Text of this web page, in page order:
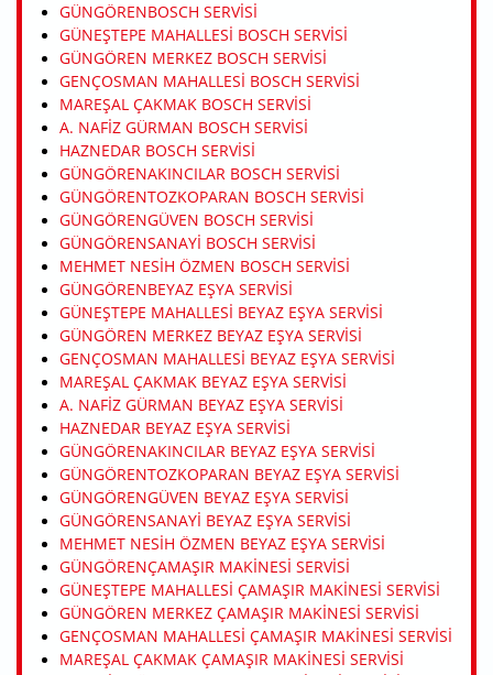
GÜNGÖRENBOSCH SERVISI
GÜNEŞTEPE MAHALLESI BOSCH SERVISI
GÜNGÖREN MERKEZ BOSCH SERVISI
GENÇOSMAN MAHALLESI BOSCH SERVISI
MAREŞAL ÇAKMAK BOSCH SERVISI
A. NAFIZ GÜRMAN BOSCH SERVISI
HAZNEDAR BOSCH SERVISI
GÜNGÖRENAKINCILAR BOSCH SERVISI
GÜNGÖRENTOZKOPARAN BOSCH SERVISI
GÜNGÖRENGÜVEN BOSCH SERVISI
GÜNGÖRENSANAYI BOSCH SERVISI
MEHMET NESIH ÖZMEN BOSCH SERVISI
GÜNGÖRENBEYAZ EŞYA SERVISI
GÜNEŞTEPE MAHALLESI BEYAZ EŞYA SERVISI
GÜNGÖREN MERKEZ BEYAZ EŞYA SERVISI
GENÇOSMAN MAHALLESI BEYAZ EŞYA SERVISI
MAREŞAL ÇAKMAK BEYAZ EŞYA SERVISI
A. NAFIZ GÜRMAN BEYAZ EŞYA SERVISI
HAZNEDAR BEYAZ EŞYA SERVISI
GÜNGÖRENAKINCILAR BEYAZ EŞYA SERVISI
GÜNGÖRENTOZKOPARAN BEYAZ EŞYA SERVISI
GÜNGÖRENGÜVEN BEYAZ EŞYA SERVISI
GÜNGÖRENSANAYI BEYAZ EŞYA SERVISI
MEHMET NESIH ÖZMEN BEYAZ EŞYA SERVISI
GÜNGÖRENÇAMAŞIR MAKINESI SERVISI
GÜNEŞTEPE MAHALLESI ÇAMAŞIR MAKINESI SERVISI
GÜNGÖREN MERKEZ ÇAMAŞIR MAKINESI SERVISI
GENÇOSMAN MAHALLESI ÇAMAŞIR MAKINESI SERVISI
MAREŞAL ÇAKMAK ÇAMAŞIR MAKINESI SERVISI